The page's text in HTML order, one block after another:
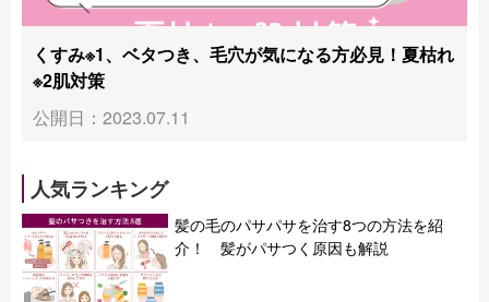
くすみ※1、ベタつき、毛穴が気になる方必見！夏枯れ
※2肌対策
公開日：2023.07.11
人気ランキング
髪の毛のパサパサを治す8つの方法を紹
介！ 髪がパサつく原因も解説